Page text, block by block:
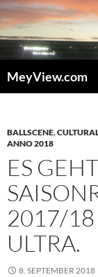
Zum
Inhalt
springen
MeyView.com
BALLSCENE,
ANNO 2018
ES
2017/18
ULTRA.
8. SEPTEMBER 2018